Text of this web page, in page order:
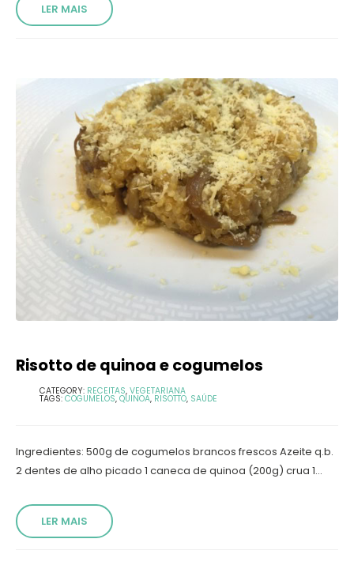
LER MAIS
Risotto de quinoa e cogumelos
CATEGORY: RECEITAS, VEGETARIANA
TAGS: COGUMELOS, QUINOA, RISOTTO, SAÚDE
Ingredientes: 500g de cogumelos brancos frescos Azeite q.b.
2 dentes de alho picado 1 caneca de quinoa (200g) crua 1...
LER MAIS